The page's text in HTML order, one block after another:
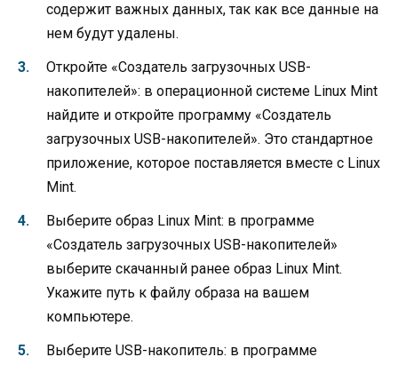
содержит важных данных, так как все данные на
нем будут удалены.
Откройте «Создатель загрузочных USB-
накопителей»: в операционной системе Linux Mint
найдите и откройте программу «Создатель
загрузочных USB-накопителей». Это стандартное
приложение, которое поставляется вместе с Linux
Mint.
Выберите образ Linux Mint: в программе
«Создатель загрузочных USB-накопителей»
выберите скачанный ранее образ Linux Mint.
Укажите путь к файлу образа на вашем
компьютере.
Выберите USB-накопитель: в программе